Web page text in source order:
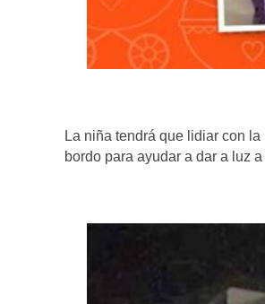
La niña tendrá que lidiar con
bordo para ayudar a dar a luz